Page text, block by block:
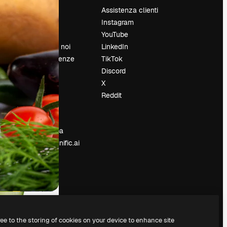
Prezzi
Chi siamo
Recensioni
Lavora con noi
Cerca tendenze
Eventi
Slidesgo
Vendi i tuoi
contenuti
Sala stampa
Cerchi magnific.ai
Assistenza clienti
Instagram
YouTube
LinkedIn
TikTok
Discord
X
Reddit
to the storing of cookies on your device to enhance site